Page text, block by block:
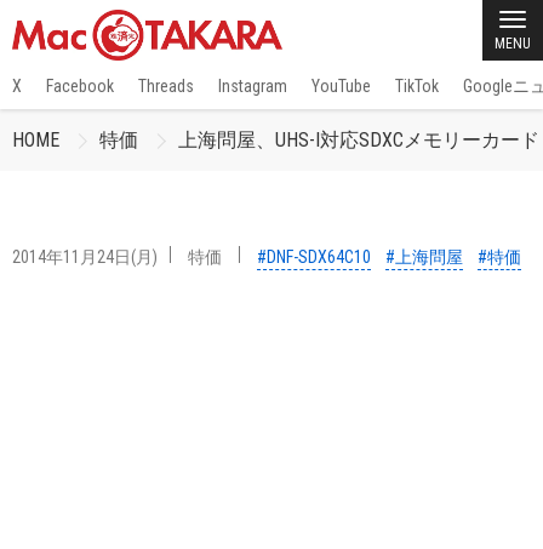
MENU
X Facebook Threads Instagram YouTube TikTok Googleニ
HOME 特価 上海問屋、UHS-I対応SDXCメモリーカード
2014年11月24日(月) 特価 #DNF-SDX64C10 #上海問屋 #特価